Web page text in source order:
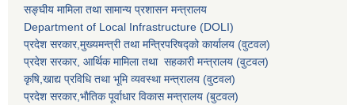
सङ्‍घीय मामिला तथा सामान्य प्रशासन मन्त्रालय
Department of Local Infrastructure (DOLI)
प्रदेश सरकार,मुख्यमन्त्री तथा मन्त्रिपरिषद्को कार्यालय (वुटवल)
प्रदेश सरकार, आर्थिक मामिला तथा सहकारी मन्त्रालय (वुटवल)
कृषि,खाद्य प्रविधि तथा भूमि व्यवस्था मन्त्रालय (वुटवल)
प्रदेश सरकार,भाैतिक पूर्वाधार विकास मन्त्रालय (बुटवल)